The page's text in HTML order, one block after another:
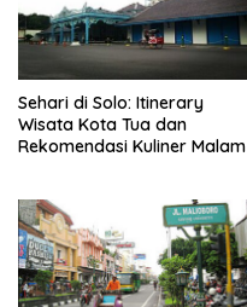
Sehari di Solo: Itinerary
Wisata Kota Tua dan
Rekomendasi Kuliner Malam